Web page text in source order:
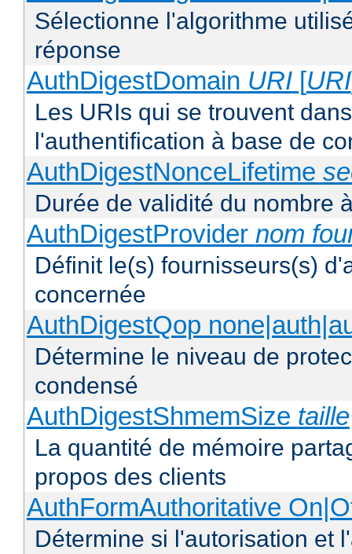
Sélectionne l'algorithme
réponse
AuthDigestDomain URI[URI
Les URIs qui se trouvent
l'authentification à base de
AuthDigestNonceLifetime
Durée de validité du nombre
AuthDigestProvider nom
Définit le(s) fournisseurs(s)
concernée
AuthDigestQop
Détermine le niveau de
condensé
AuthDigestShmemSize taille
La quantité de mémoire
propos des clients
AuthFormAuthoritative
Détermine si l'autorisation et